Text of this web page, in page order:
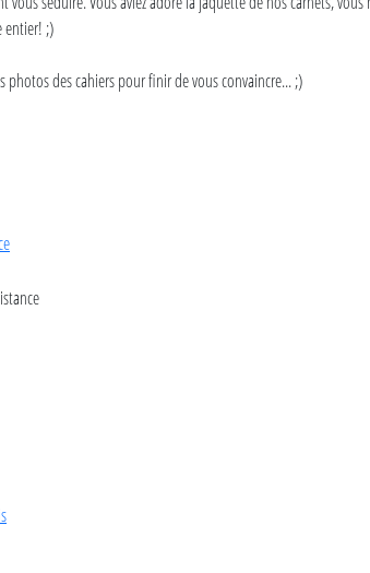
entier! ;)
photos des cahiers pour finir de vous convaincre... ;)